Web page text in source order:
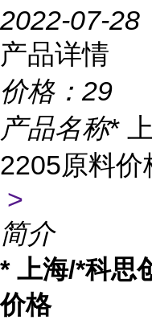
2022-07-28
产品详情
价格： 29
产品名称*
2205原料价
>
简介
* 上海/*科思
价格